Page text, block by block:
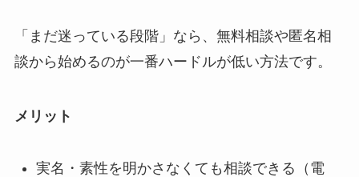
「まだ迷っている段階」なら、無料相談や匿名相
談から始めるのが一番ハードルが低い方法です。
メリット
実名・素性を明かさなくても相談できる（電